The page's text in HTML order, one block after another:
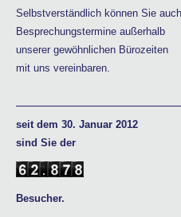
Selbstverständlich können Sie auch
Besprechungstermine außerhalb
unserer gewöhnlichen Bürozeiten
mit uns vereinbaren.
seit dem 30. Januar 2012
sind Sie der
Besucher.